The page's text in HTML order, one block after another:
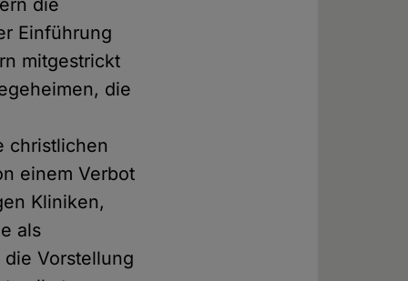
die
Einführung
mitgestrickt
die
christlichen
einem Verbot
Kliniken,
als
Vorstellung